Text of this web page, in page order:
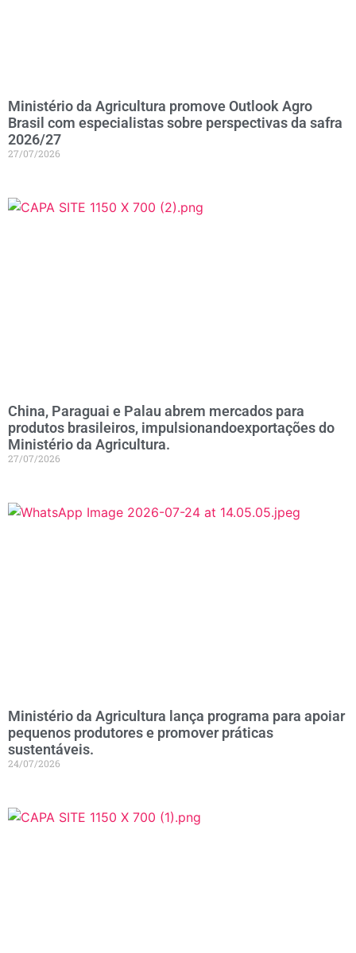
Ministério da Agricultura promove Outlook Agro
Brasil com especialistas sobre perspectivas da safra
2026/27
27/07/2026
China, Paraguai e Palau abrem mercados para
produtos brasileiros, impulsionandoexportações do
Ministério da Agricultura.
27/07/2026
Ministério da Agricultura lança programa para apoiar
pequenos produtores e promover práticas
sustentáveis.
24/07/2026